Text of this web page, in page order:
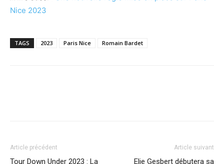
Nice 2023
TAGS 2023 Paris Nice Romain Bardet
Article précédent
Tour Down Under 2023 : La
Article suivant
Elie Gesbert débutera sa